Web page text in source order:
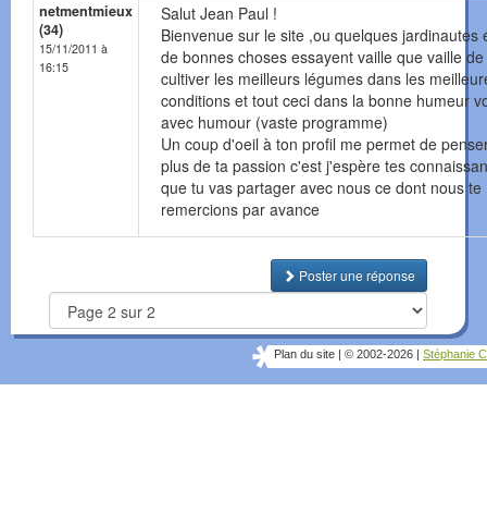
netmentmieux
(34)
15/11/2011 à
16:15
Salut Jean Paul !
Bienvenue sur le site ,ou quelques jardinautes
de bonnes choses essayent vaille que vaille de
cultiver les meilleurs légumes dans les
conditions et tout ceci dans la bonne humeur
avec humour (vaste programme)
Un coup d'oeil à ton profil me permet de
plus de ta passion c'est j'espère tes
que tu vas partager avec nous ce dont nous te
remercions par avance
Poster une réponse
Plan du site © 2002-2026 Stéphanie C